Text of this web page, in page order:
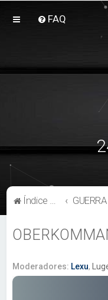
FAQ
Índice general
Moderadores: Lexu,